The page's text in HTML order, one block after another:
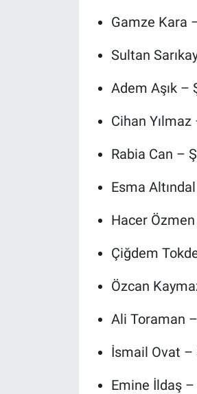
Gamze Kara
Sultan
Adem Aşık –
Cihan
Rabia Can –
Esma
Hacer
Çiğdem
Özcan
Ali Toraman
İsmail Ovat
Emine İldaş